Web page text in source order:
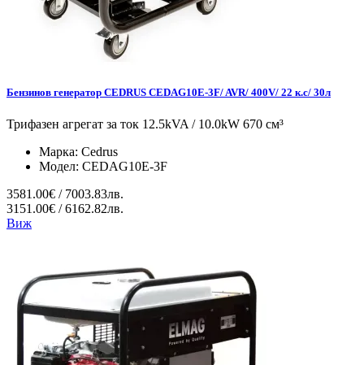
Бензинов генератор CEDRUS CEDAG10E-3F/ AVR/ 400V/ 22 к.с/ 30л
Трифазен агрегат за ток 12.5kVA / 10.0kW 670 см³
Марка: Cedrus
Модел: CEDAG10E-3F
3581.00€ / 7003.83лв.
3151.00€ / 6162.82лв.
Виж